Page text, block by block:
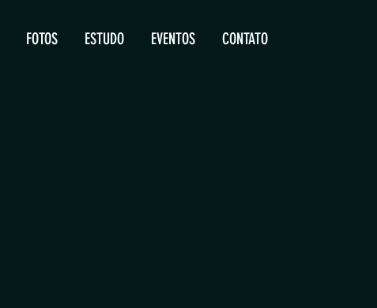
FOTOS ESTUDO EVENTOS CONTATO